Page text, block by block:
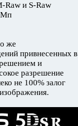
Raw и S-Raw
Мп
же
привнесенных в
и
разрешение
не 100% залог